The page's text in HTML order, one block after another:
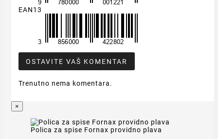
EAN13
OSTAVITE VAŠ KOMENTAR
Trenutno nema komentara.
×
Polica za spise Fornax providno plava